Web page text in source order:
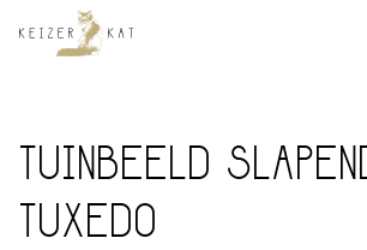
TUINBEELD
TUXEDO